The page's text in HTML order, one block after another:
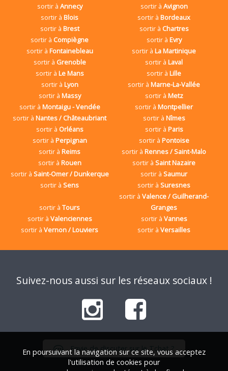
sortir à Annecy sortir à Avignon
sortir àBlois sortir àBordeaux
sortir à Brest sortir à Chartres
sortir à Compiègne sortir à Evry
sortir à Fontainebleau sortir àLa Martinique
sortir à Grenoble sortir àLaval
sortir à Le Mans sortir àLille
sortir à Lyon sortir àMarne-La-Vallée
sortir à Massy sortir à Metz
sortir à Montaigu - Vendée sortir àMontpellier
sortir àNantes / Châteaubriant sortir à Nîmes
sortir à Orléans sortir à Paris
sortir à Perpignan sortir à Pontoise
sortir àReims sortir àRennes / Saint-Malo
sortir à Rouen sortir àSaint Nazaire
sortir à Saint-Omer / Dunkerque sortir àSaumur
sortir àSens sortir àSuresnes
sortir àTours
sortir àValence / Guilherand-
Granges
sortir à Valenciennes sortir à Vannes
sortir àVernon / Louviers sortir àVersailles
Suivez-nous aussi sur les réseaux sociaux !
Envie de discuter sur le Tchat ?
En poursuivant la navigation sur ce site, vous acceptez
l'utilisation de cookies pour